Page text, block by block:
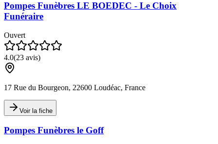
Pompes Funèbres LE BOEDEC - Le Choix
Funéraire
Ouvert
4.0(23 avis)
17 Rue du Bourgeon, 22600 Loudéac, France
Voir la fiche
Pompes Funèbres le Goff